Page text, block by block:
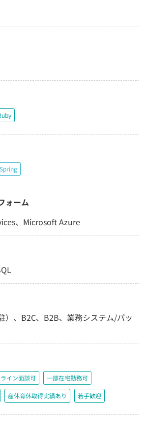
Spring
ォーム
、Microsoft Azure
）、B2C、B2B、業務システム/パッ
イン面談可 一部在宅勤務可
産休育休取得実績あり 若手歓迎